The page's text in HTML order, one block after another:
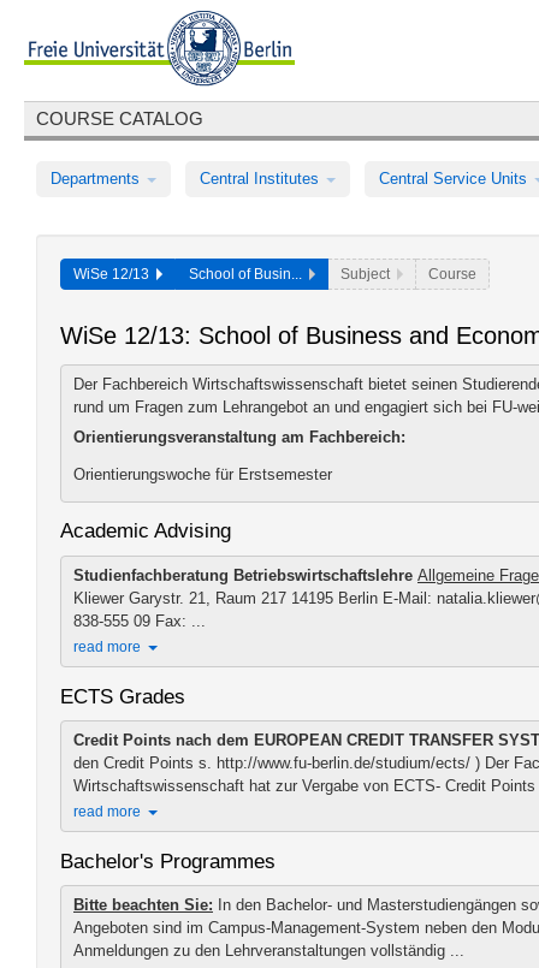
COURSE CATALOG
Departments Central Institutes Central Service Units
WiSe 12/13 School of Busin... Subject Course
WiSe 12/13: School of Business and
Der Fachbereich Wirtschaftswissenschaft bietet seinen
rund um Fragen zum Lehrangebot an und engagiert sich bei FU-
Orientierungsveranstaltung am Fachbereich:
Orientierungswoche für Erstsemester
Academic Advising
Studienfachberatung Betriebswirtschaftslehre Allgemeine
Kliewer Garystr. 21, Raum 217 14195 Berlin E-Mail:
838-555 09 Fax: ...
read more
ECTS Grades
Credit Points nach dem EUROPEAN CREDIT TRANSFER
den Credit Points s. http://www.fu-berlin.de/studium/ects/ ) Der
Wirtschaftswissenschaft hat zur Vergabe von ECTS- Credit
read more
Bachelor's Programmes
Bitte beachten Sie: In den Bachelor- und Masterstudiengängen
Angeboten sind im Campus-Management-System neben den
Anmeldungen zu den Lehrveranstaltungen vollständig ...